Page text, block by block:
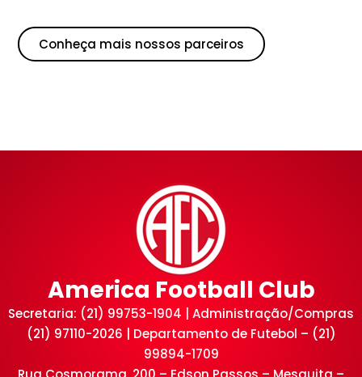
Conheça mais nossos parceiros
America Football Club
Secretaria: (21) 99753-1904 | Administração/Compras
(21) 97110-2026 | Departamento de Futebol – (21)
99894-1709